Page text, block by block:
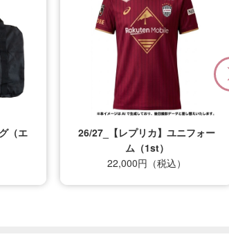
（エ
26/27_【レプリカ】ユニフォー
ム（1st）
22,000円（税込）